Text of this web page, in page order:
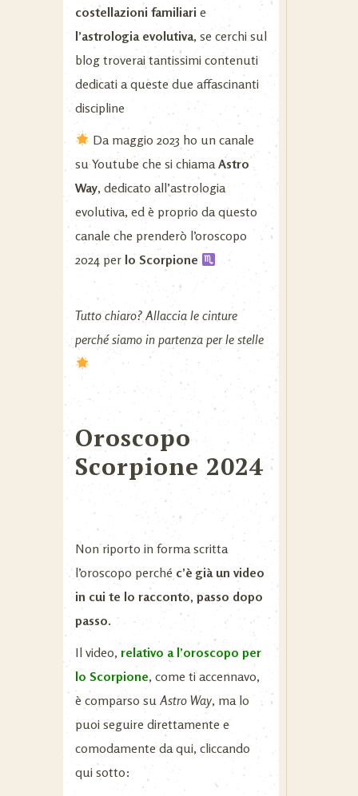
costellazioni familiari e
l’astrologia evolutiva, se cerchi sul
blog troverai tantissimi contenuti
dedicati a queste due affascinanti
discipline
Da maggio 2023 ho un canale
su Youtube che si chiamaAstro
Way, dedicato all’astrologia
evolutiva, ed è proprio da questo
canale che prenderò l’oroscopo
2024 per lo Scorpione
Tutto chiaro? Allaccia le cinture
perché siamo in partenza per le stelle
Oroscopo
Scorpione 2024
Non riporto in forma scritta
l’oroscopo perché c’è già un video
in cui te lo racconto, passo dopo
passo.
Il video, relativo a l’oroscopo per
lo Scorpione, come ti accennavo,
è comparso su Astro Way, ma lo
puoi seguire direttamente e
comodamente da qui, cliccando
qui sotto: